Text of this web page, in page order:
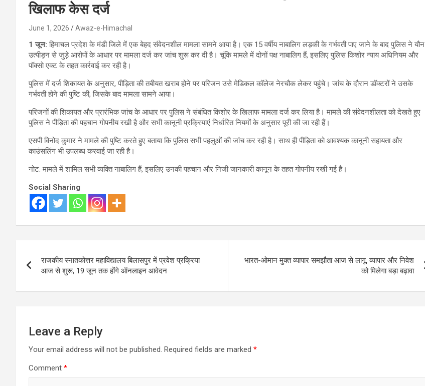
खिलाफ केस दर्ज
June 1, 2026 Awaz-e-Himachal
1 जून:हिमाचल प्रदेश के मंडी जिले में एक बेहद संवेदनशील मामला सामने आया है। एक 15 वर्षीय नाबालिग लड़की के गर्भवती पाए जाने के बाद पुलिस ने यौन
उत्पीड़न से जुड़े आरोपों के आधार पर मामला दर्ज कर जांच शुरू कर दी है। चूंकि मामले में दोनों पक्ष नाबालिग हैं, इसलिए पुलिस किशोर न्याय अधिनियम और
पॉक्सो एक्ट के तहत कार्रवाई कर रही है।
पुलिस में दर्ज शिकायत के अनुसार, पीड़िता की तबीयत खराब होने पर परिजन उसे मेडिकल कॉलेज नेरचौक लेकर पहुंचे। जांच के दौरान डॉक्टरों ने उसके
गर्भवती होने की पुष्टि की, जिसके बाद मामला सामने आया।
परिजनों की शिकायत और प्रारंभिक जांच के आधार पर पुलिस ने संबंधित किशोर के खिलाफ मामला दर्ज कर लिया है। मामले की संवेदनशीलता को देखते हुए
पुलिस ने पीड़िता की पहचान गोपनीय रखी है और सभी कानूनी प्रक्रियाएं निर्धारित नियमों के अनुसार पूरी की जा रही हैं।
एसपी विनोद कुमार ने मामले की पुष्टि करते हुए बताया कि पुलिस सभी पहलुओं की जांच कर रही है। साथ ही पीड़िता को आवश्यक कानूनी सहायता और
काउंसलिंग भी उपलब्ध करवाई जा रही है।
नोट: मामले में शामिल सभी व्यक्ति नाबालिग हैं, इसलिए उनकी पहचान और निजी जानकारी कानून के तहत गोपनीय रखी गई है।
Social Sharing
navigation
राजकीय स्नातकोत्तर महाविद्यालय बिलासपुर में प्रवेश प्रक्रिया
आज से शुरू, 19 जून तक होंगे ऑनलाइन आवेदन
भारत-ओमान मुक्त व्यापार समझौता आज से लागू, व्यापार और निवेश
को मिलेगा बड़ा बढ़ावा
Leave a Reply
Your email address will not be published. Required fields are marked *
Comment *